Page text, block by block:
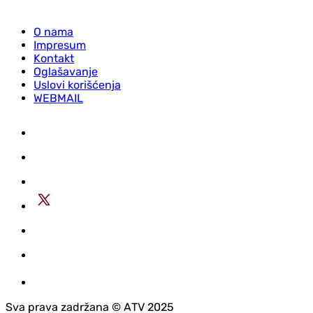
O nama
Impresum
Kontakt
Oglašavanje
Uslovi korišćenja
WEBMAIL
Sva prava zadržana © АTV 2025